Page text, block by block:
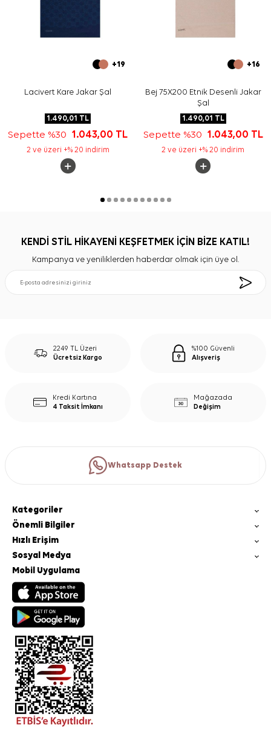
+19
Lacivert Kare Jakar Şal
1.490,01 TL
Sepette %30 1.043,00 TL
2 ve üzeri +% 20 indirim
+16
Bej 75X200 Etnik Desenli Jakar
Şal
1.490,01 TL
Sepette %30 1.043,00 TL
2 ve üzeri +% 20 indirim
KENDİ STİL HİKAYENİ KEŞFETMEK İÇİN BİZE KATIL!
Kampanya ve yeniliklerden haberdar olmak için üye ol.
2249 TL Üzeri
Ücretsiz Kargo
%100 Güvenli
Alışveriş
Kredi Kartına
4 Taksit İmkanı
Mağazada
Değişim
Whatsapp Destek
Kategoriler
Önemli Bilgiler
Hızlı Erişim
Sosyal Medya
Mobil Uygulama